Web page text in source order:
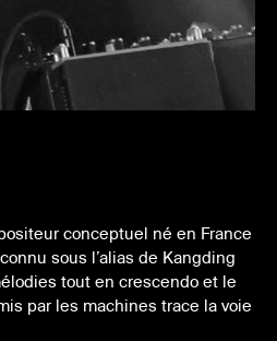
conceptuel né en France
sous l’alias de Kangding
tout en crescendo et le
par les machines trace la voie